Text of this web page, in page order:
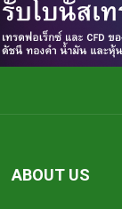
ABOUT US